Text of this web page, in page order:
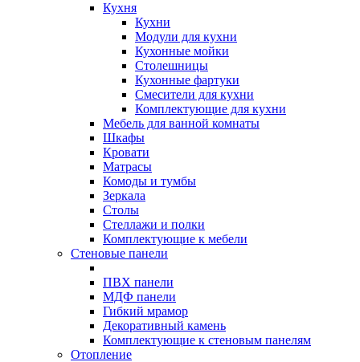
Кухня
Кухни
Модули для кухни
Кухонные мойки
Столешницы
Кухонные фартуки
Смесители для кухни
Комплектующие для кухни
Мебель для ванной комнаты
Шкафы
Кровати
Матрасы
Комоды и тумбы
Зеркала
Столы
Стеллажи и полки
Комплектующие к мебели
Стеновые панели
ПВХ панели
МДФ панели
Гибкий мрамор
Декоративный камень
Комплектующие к стеновым панелям
Отопление